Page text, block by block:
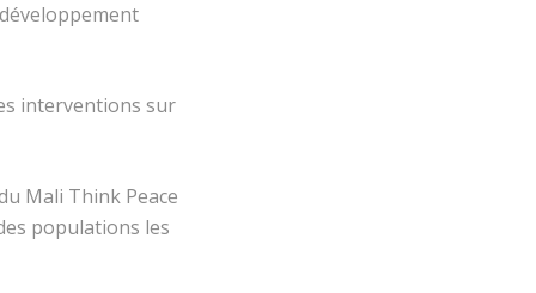
interventions sur
Mali Think Peace
populations les